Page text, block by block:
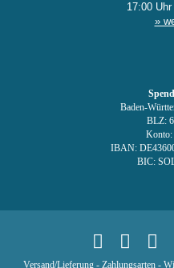
17:00
»
Baden-
BLZ:
Konto:
IBAN:
BIC:
Versand/Lieferung- Zahlungsarten-